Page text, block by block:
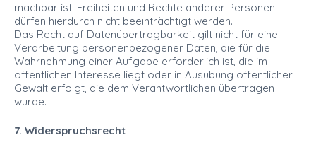
machbar ist. Freiheiten und Rechte anderer Personen
dürfen hierdurch nicht beeinträchtigt werden.
Das Recht auf Datenübertragbarkeit gilt nicht für eine
Verarbeitung personenbezogener Daten, die für die
Wahrnehmung einer Aufgabe erforderlich ist, die im
öffentlichen Interesse liegt oder in Ausübung öffentlicher
Gewalt erfolgt, die dem Verantwortlichen übertragen
wurde.
7. Widerspruchsrecht